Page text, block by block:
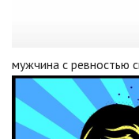
мужчина с ревностью